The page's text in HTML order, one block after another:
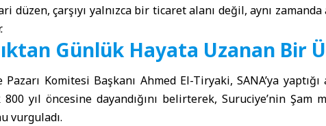
düzen, çarşıyı yalnızca bir ticaret alanı değil, aynı
Günlük Hayata Uzanan Bir
Pazarı Komitesi Başkanı Ahmed El-Tiryaki, SANA’ya
800 yıl öncesine dayandığını belirterek, Suruciye’nin Şam
vurguladı.